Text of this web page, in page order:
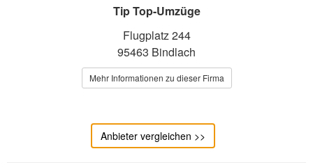
Tip Top-Umzüge
Flugplatz 244
95463 Bindlach
Mehr Informationen zu dieser Firma
Anbieter vergleichen >>